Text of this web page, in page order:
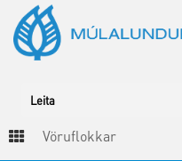
Vöruflokkar